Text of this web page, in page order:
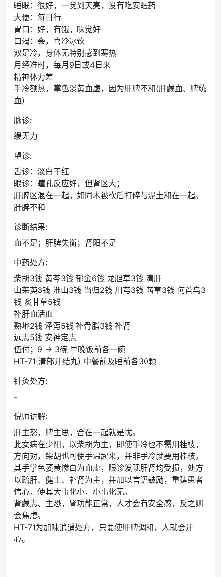
睡眠：很好，一觉到天亮，没有吃安眠药
大便：每日行
胃口：好，有饿，味觉好
口渴：会，喜冷冰饮
双足冷，身体无特别感到寒热
月经准时，每月9日或4日来
精神体力差
手冷额热，掌色淡黄血虚，因为肝脾不和(肝藏血、脾统
血)
脉诊:
缓无力
望诊:
舌诊：淡白干红
眼诊：瞳孔反应好，但肾区大；
肝脾区混在一起，如同木被砍后打碎与泥土和在一起。
肝脾不和
诊断结果:
血不足；肝脾失衡；肾阳不足
中药处方:
柴胡3钱 黄芩3钱 郁金6钱 龙胆草3钱 清肝
山茱萸3钱 淮山3钱 当归2钱 川芎3钱 茜草3钱 何首乌3
钱 炙甘草5钱
补肝血活血
熟地2钱 泽泻5钱 补骨脂3钱 补肾
远志5钱 安神定志
伍付；9 → 3碗 早晚饭前各一碗
HT-71(清郁开结丸) 中餐前及睡前各30颗
针灸处方:
-
倪师讲解:
肝主怒，脾主思，合在一起就是忧。
此女病在少阳，以柴胡为主，即使手冷也不需用桂枝，
方向对，柴胡也可使手温起来，并非手冷就要用桂枝。
其手掌色萎黄惨白为血虚，眼诊发现肝肾均受损，处方
以疏肝、健土、补肾为主，并加以言语鼓励，重建患者
信心，使其大事化小，小事化无。
肾藏志、主恐，肾功能正常，人才会有安全感，反之则
会焦虑。
HT-71为加味逍遥处方，只要使肝脾调和，人就会开
心。